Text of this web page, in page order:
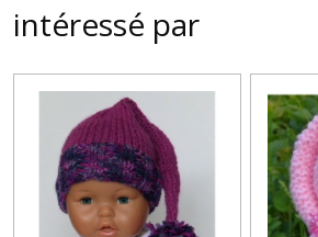
intéressé par